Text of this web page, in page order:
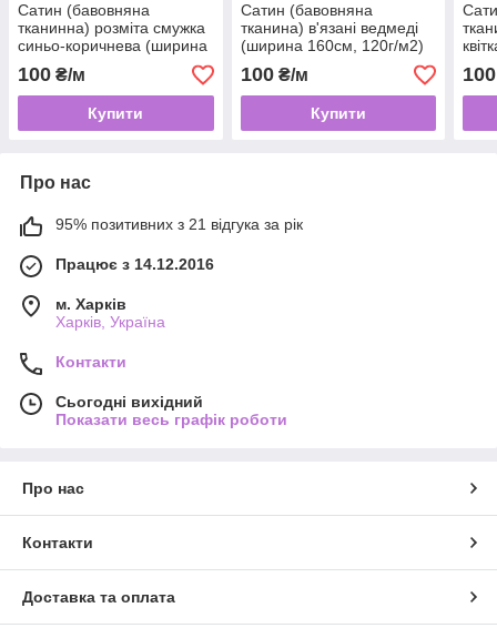
Сатин (бавовняна
тканинна) розміта смужка
синьо-коричнева (ширина
160 см, 120 г/м2)
100 ₴/м
Купити
Сатин (бавовняна
тканина) в'язані ведмеді
(ширина 160см, 120г/м2)
100₴/м
Купити
100
Про нас
95% позитивних з 21 відгука за рік
Працює з 14.12.2016
м. Харків
Харків, Україна
Контакти
Сьогодні вихідний
Показати весь графік роботи
Про нас
Контакти
Доставка та оплата